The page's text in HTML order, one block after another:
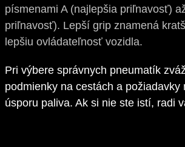
písmenami A (najlepšia priľnavosť)
priľnavosť). Lepší grip znamená
lepšiu ovládateľnosť vozidla.
Pri výbere správnych pneumatík
podmienky na cestách a požiadavky
úsporu paliva. Ak si nie ste istí, radi